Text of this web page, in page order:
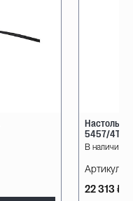
5457/4TL
В наличии 5
Артикул:
22 313 ₽